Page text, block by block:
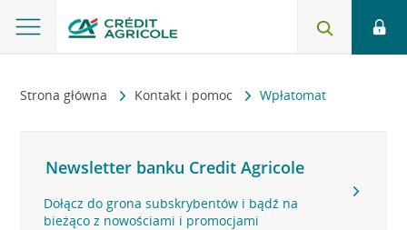
Strona główna Kontakt i pomoc Wpłatomat
Newsletter banku Credit Agricole
Dołącz do grona subskrybentów i bądź na
bieżąco z nowościami i promocjami